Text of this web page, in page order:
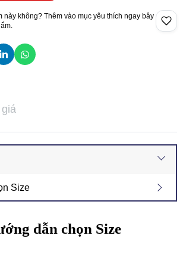
này không? Thêm vào mục yêu thích ngay bây
Size
dẫn chọn Size